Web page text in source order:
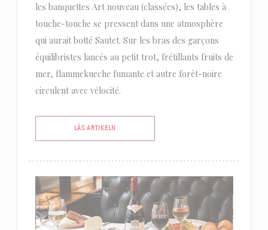
les banquettes Art nouveau (classées), les tables à
touche-touche se pressent dans une atmosphère
qui aurait botté Sautet. Sur les bras des garçons
équilibristes lancés au petit trot, frétillants fruits de
mer, flammekueche fumante et autre forêt-noire
circulent avec vélocité.
LÄS ARTIKELN